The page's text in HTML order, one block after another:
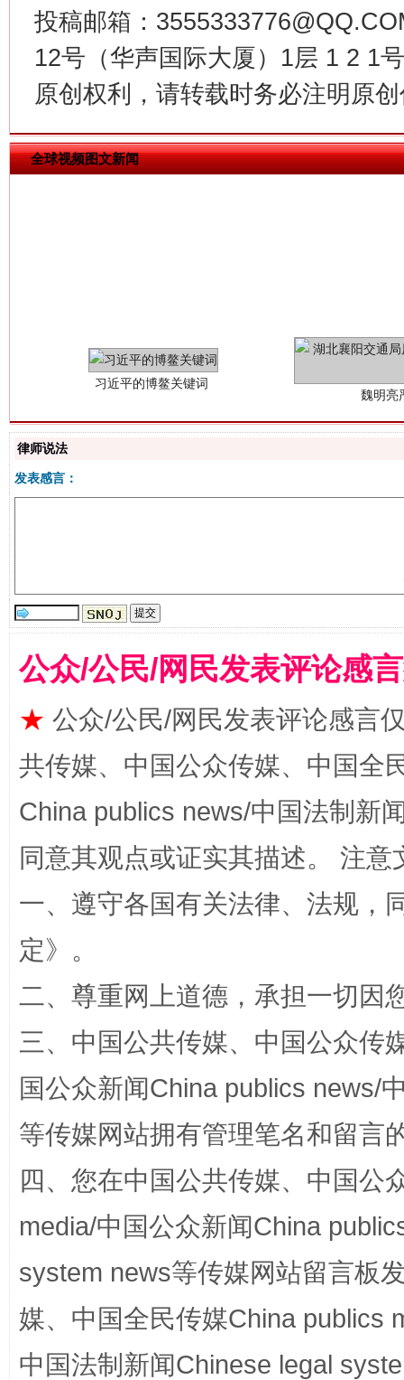
投稿邮箱：
12号（华声国际大厦）1层 1 2 1
原创权利，请转载时务必注明原
全球视频图文新闻
在谋一域中谋全局
今
揭批美国五大"原罪" "炒
律师说法
发表感言：
公众/公民/网民发表评论感
★ 公众/公民/网民发表评论感言
共传媒、中国公众传媒、中国全
China publics news/中国法制新
同意其观点或证实其描述。 注
一、遵守各国有关法律、法规，
定》。
二、尊重网上道德，承担一切因
三、中国公共传媒、中国公众传
国公众新闻China publics news/
等传媒网站拥有管理笔名和留言
四、您在中国公共传媒、中国公
media/中国公众新闻China
system news等传媒网站留言板
媒、中国全民传媒China publics
中国法制新闻Chinese legal